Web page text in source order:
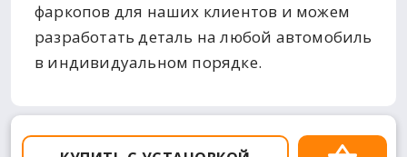
фаркопов для наших клиентов и можем
разработать деталь на любой автомобиль
в индивидуальном порядке.